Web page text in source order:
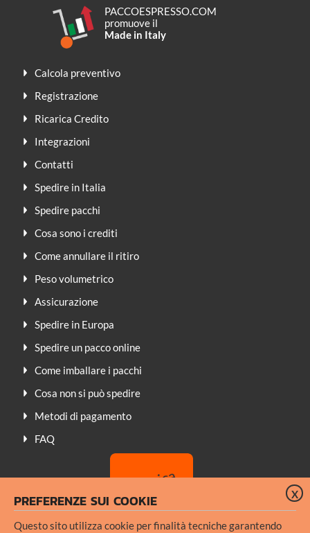
PACCOESPRESSO.COM
promuove il
Made in Italy
Calcola preventivo
Registrazione
Ricarica Credito
Integrazioni
Contatti
Spedire in Italia
Spedire pacchi
Cosa sono i crediti
Come annullare il ritiro
Peso volumetrico
Assicurazione
Spedire in Europa
Spedire un pacco online
Come imballare i pacchi
Cosa non si può spedire
Metodi di pagamento
FAQ
X
PREFERENZE SUI COOKIE
Questo sito utilizza cookie per finalità tecniche garantendo